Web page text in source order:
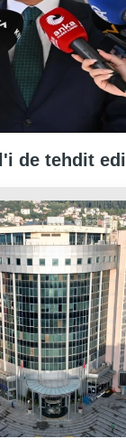
de tehdit